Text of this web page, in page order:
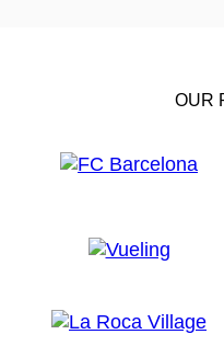
OUR